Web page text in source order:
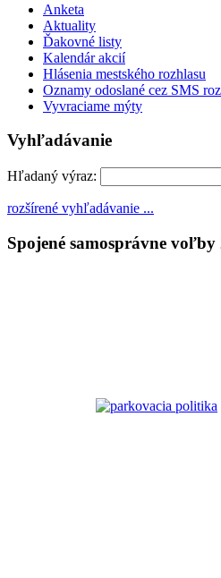
Anketa
Aktuality
Ďakovné listy
Kalendár akcií
Hlásenia mestského rozhlasu
Oznamy odoslané cez SMS
Vyvraciame mýty
Vyhľadávanie
Hľadaný výraz:
rozšírené vyhľadávanie ...
Spojené samosprávne voľby